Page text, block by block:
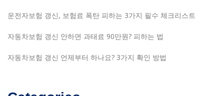
운전자보험 갱신, 보험료 폭탄 피하는 3가지 필수 체크리스트
자동차보험 갱신 안하면 과태료 90만원? 피하는 법
자동차보험 갱신 언제부터 하나요? 3가지 확인 방법